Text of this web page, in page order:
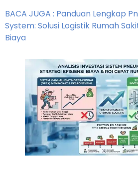
BACA JUGA : Panduan Lengkap
System: Solusi Logistik Rumah
Biaya